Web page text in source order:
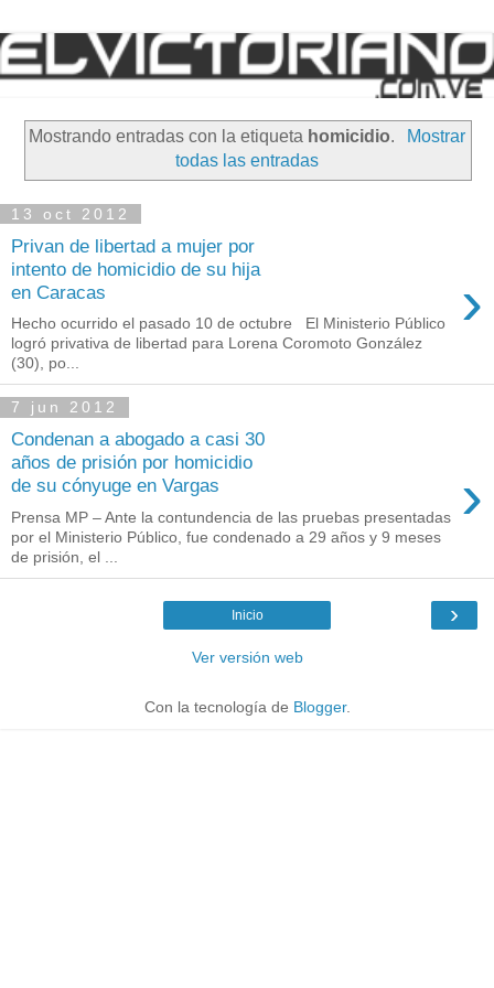
Mostrando entradas con la etiqueta homicidio.
Mostrar
todas las entradas
13 oct 2012
Privan de libertad a mujer por
intento de homicidio de su hija
en Caracas
›
Hecho ocurrido el pasado 10 de octubre El Ministerio Público
logró privativa de libertad para Lorena Coromoto González
(30), po...
7 jun 2012
Condenan a abogado a casi 30
años de prisión por homicidio
de su cónyuge en Vargas
›
Prensa MP – Ante la contundencia de las pruebas presentadas
por el Ministerio Público, fue condenado a 29 años y 9 meses
de prisión, el ...
›
Inicio
Ver versión web
Con la tecnología de Blogger.